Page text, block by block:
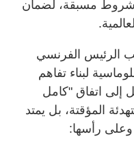
مسبقة، لضمان
الرئيس الفرنسي
لبناء تفاهم
إلى اتفاق "كامل
المؤقتة، بل يمتد
وعلى رأسها: